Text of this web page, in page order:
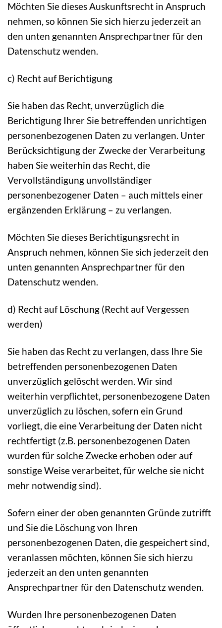
Möchten Sie dieses Auskunftsrecht in Anspruch
nehmen, so können Sie sich hierzu jederzeit an
den unten genannten Ansprechpartner für den
Datenschutz wenden.
c) Recht auf Berichtigung
Sie haben das Recht, unverzüglich die
Berichtigung Ihrer Sie betreffenden unrichtigen
personenbezogenen Daten zu verlangen. Unter
Berücksichtigung der Zwecke der Verarbeitung
haben Sie weiterhin das Recht, die
Vervollständigung unvollständiger
personenbezogener Daten – auch mittels einer
ergänzenden Erklärung – zu verlangen.
Möchten Sie dieses Berichtigungsrecht in
Anspruch nehmen, können Sie sich jederzeit den
unten genannten Ansprechpartner für den
Datenschutz wenden.
d) Recht auf Löschung (Recht auf Vergessen
werden)
Sie haben das Recht zu verlangen, dass Ihre Sie
betreffenden personenbezogenen Daten
unverzüglich gelöscht werden. Wir sind
weiterhin verpflichtet, personenbezogene Daten
unverzüglich zu löschen, sofern ein Grund
vorliegt, die eine Verarbeitung der Daten nicht
rechtfertigt (z.B. personenbezogenen Daten
wurden für solche Zwecke erhoben oder auf
sonstige Weise verarbeitet, für welche sie nicht
mehr notwendig sind).
Sofern einer der oben genannten Gründe zutrifft
und Sie die Löschung von Ihren
personenbezogenen Daten, die gespeichert sind,
veranlassen möchten, können Sie sich hierzu
jederzeit an den unten genannten
Ansprechpartner für den Datenschutz wenden.
Wurden Ihre personenbezogenen Daten